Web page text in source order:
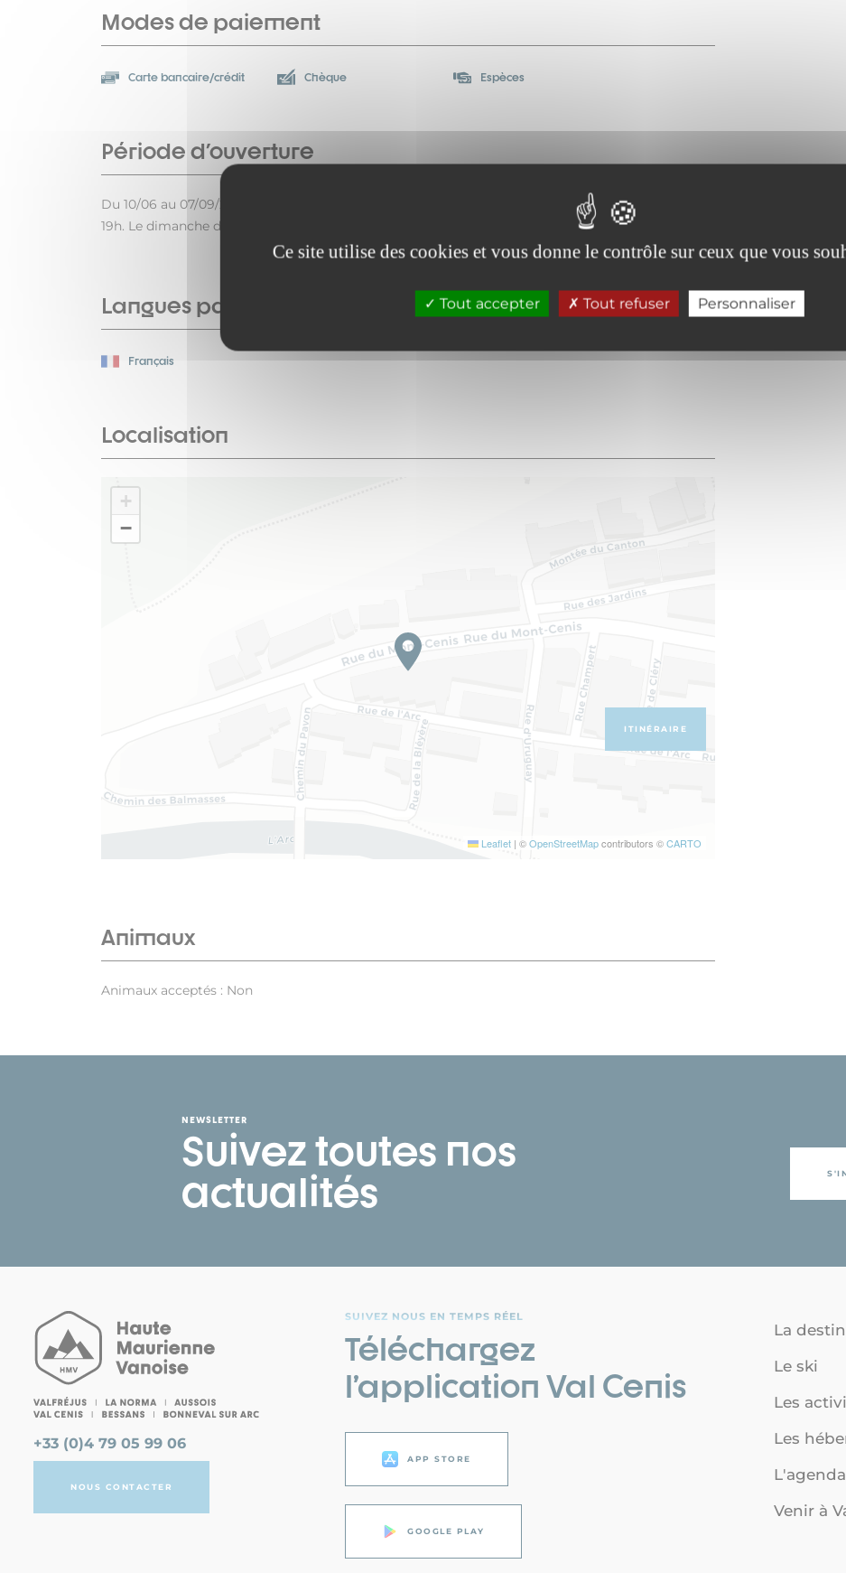
Ce site utilise des cookies et vous donne le contrôle sur ceux que vous
Tout accepter Tout refuser Personnaliser
Modes de paiement
Carte bancaire/crédit Chèque Espèces
Période d'ouverture
Du 10/06 au 07/09/2026 le mardi, mercredi, jeudi, vendredi et samedi de 7h15 à 13h et de 16h à
19h. Le dimanche de 7h15 à 13h. Fermé le lundi.
Langues parlées
Français
Localisation
+
−
Leaflet | ©OpenStreetMapcontributors ©CARTO
ITINÉRAIRE
Animaux
Animaux acceptés : Non
NEWSLETTER
Suivez toutes nos
actualités
+33 (0)4 79 05 99 06
NOUS CONTACTER
SUIVEZ NOUS EN TEMPS RÉEL
Téléchargez
l’application Val Cenis
APP STORE
GOOGLE PLAY
La
Le ski
Les
Les
L'agenda
Venir à